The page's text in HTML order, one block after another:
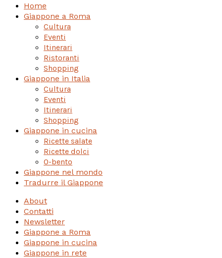
Home
Giappone a Roma
Cultura
Eventi
Itinerari
Ristoranti
Shopping
Giappone in Italia
Cultura
Eventi
Itinerari
Shopping
Giappone in cucina
Ricette salate
Ricette dolci
O-bento
Giappone nel mondo
Tradurre il Giappone
About
Contatti
Newsletter
Giappone a Roma
Giappone in cucina
Giappone in rete